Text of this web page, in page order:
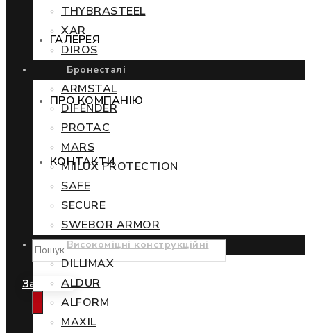
ГАЛЕРЕЯ
ПРО КОМПАНІЮ
КОНТАКТИ
Замовити
THYBRASTEEL
XAR
DIROS
Бронесталі
ARMSTAL
DIFENDER
PROTAC
MARS
MIILUX PROTECTION
SAFE
SECURE
SWEBOR ARMOR
Високоміцні конструкційні
DILLIMAX
ALDUR
ALFORM
MAXIL